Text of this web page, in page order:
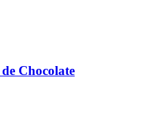
Chocolate